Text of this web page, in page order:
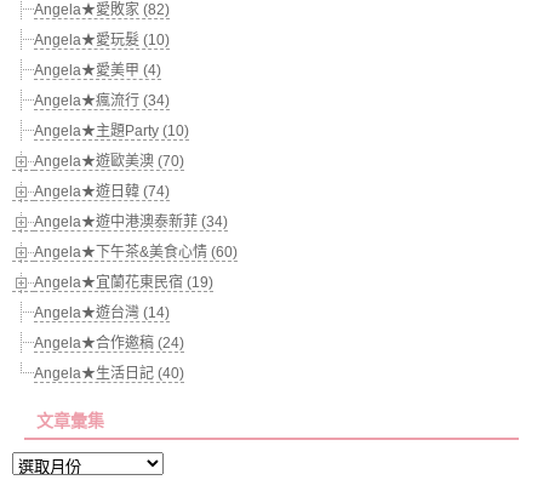
Angela★愛敗家 (82)
Angela★愛玩髮 (10)
Angela★愛美甲 (4)
Angela★瘋流行 (34)
Angela★主題Party (10)
Angela★遊歐美澳 (70)
Angela★遊日韓 (74)
Angela★遊中港澳泰新菲 (34)
Angela★下午茶&美食心情 (60)
Angela★宜蘭花東民宿 (19)
Angela★遊台灣 (14)
Angela★合作邀稿 (24)
Angela★生活日記 (40)
文章彙集
文